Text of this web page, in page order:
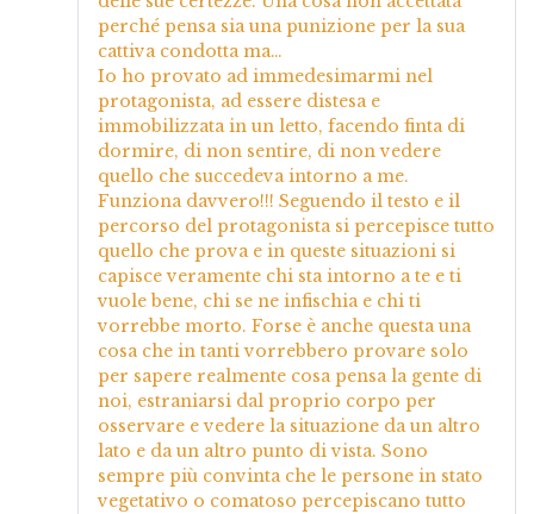
perché pensa sia una punizione per la sua
cattiva condotta ma…
Io ho provato ad immedesimarmi nel
protagonista, ad essere distesa e
immobilizzata in un letto, facendo finta di
dormire, di non sentire, di non vedere
quello che succedeva intorno a me.
Funziona davvero!!! Seguendo il testo e il
percorso del protagonista si percepisce tutto
quello che prova e in queste situazioni si
capisce veramente chi sta intorno a te e ti
vuole bene, chi se ne infischia e chi ti
vorrebbe morto. Forse è anche questa una
cosa che in tanti vorrebbero provare solo
per sapere realmente cosa pensa la gente di
noi, estraniarsi dal proprio corpo per
osservare e vedere la situazione da un altro
lato e da un altro punto di vista. Sono
sempre più convinta che le persone in stato
vegetativo o comatoso percepiscano tutto